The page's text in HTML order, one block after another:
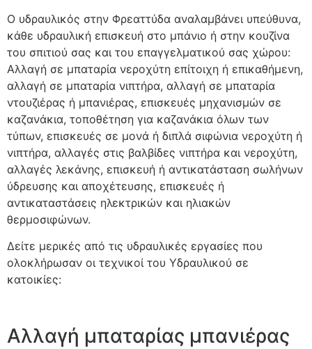
Ο υδραυλικός στην Φρεαττύδα αναλαμβάνει υπεύθυνα,
κάθε υδραυλική επισκευή στο μπάνιο ή στην κουζίνα
του σπιτιού σας και του επαγγελματικού σας χώρου:
Αλλαγή σε μπαταρία νεροχύτη επίτοιχη ή επικαθήμενη,
αλλαγή σε μπαταρία νιπτήρα, αλλαγή σε μπαταρία
ντουζιέρας ή μπανιέρας, επισκευές μηχανισμών σε
καζανάκια, τοποθέτηση για καζανάκια όλων των
τύπων, επισκευές σε μονά ή διπλά σιφώνια νεροχύτη ή
νιπτήρα, αλλαγές στις βαλβίδες νιπτήρα και νεροχύτη,
αλλαγές λεκάνης, επισκευή ή αντικατάσταση σωλήνων
ύδρευσης και αποχέτευσης, επισκευές ή
αντικαταστάσεις ηλεκτρικών και ηλιακών
θερμοσιφώνων.
Δείτε μερικές από τις υδραυλικές εργασίες που
ολοκλήρωσαν οι τεχνικοί του Υδραυλικού σε
κατοικίες:
Αλλαγή μπαταρίας μπανιέρας